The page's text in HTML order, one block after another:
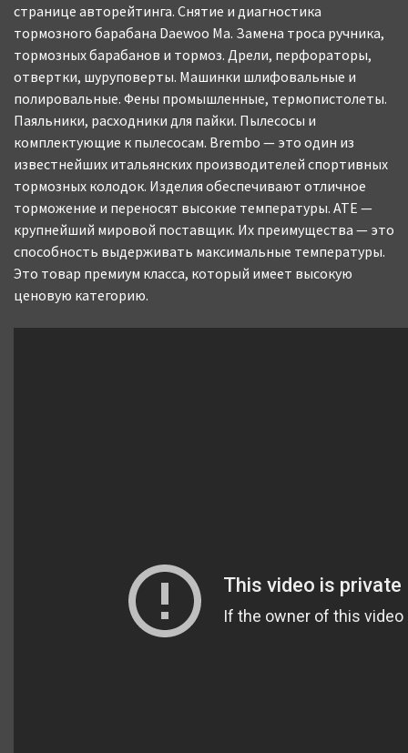
странице авторейтинга. Снятие и диагностика
тормозного барабана Daewoo Ma. Замена троса ручника,
тормозных барабанов и тормоз. Дрели, перфораторы,
отвертки, шуруповерты. Машинки шлифовальные и
полировальные. Фены промышленные, термопистолеты.
Паяльники, расходники для пайки. Пылесосы и
комплектующие к пылесосам. Brembo — это один из
известнейших итальянских производителей спортивных
тормозных колодок. Изделия обеспечивают отличное
торможение и переносят высокие температуры. ATE —
крупнейший мировой поставщик. Их преимущества — это
способность выдерживать максимальные температуры.
Это товар премиум класса, который имеет высокую
ценовую категорию.